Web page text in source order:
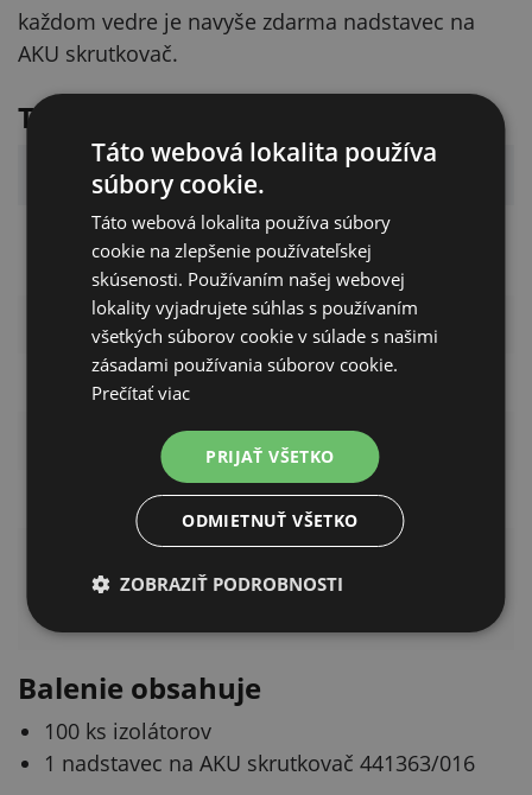
každom vedre je navyše zdarma nadstavec na
AKU skrutkovač.
Technické parametre
Parameter Hodnota
Typ produktu
Kruhový izolátor pre
elektrické ohrady
Typ upevnenia Vrut do dreva
Priemer vrutu
Pozinkovaný
Typ vodiča Lanká a drôty
Výstuha plastovej
Kovová časť
prechádza celým
Balenie obsahuje
100 ks izolátorov
1 nadstavec na AKU skrutkovač 441363/016
Táto webová lokalita používa
súbory cookie.
Táto webová lokalita používa súbory
cookie na zlepšenie používateľskej
skúsenosti. Používaním našej webovej
lokality vyjadrujete súhlas s používaním
všetkých súborov cookie v súlade s našimi
zásadami používania súborov cookie.
Prečítať viac
PRIJAŤ VŠETKO
ODMIETNUŤ VŠETKO
ZOBRAZIŤ PODROBNOSTI